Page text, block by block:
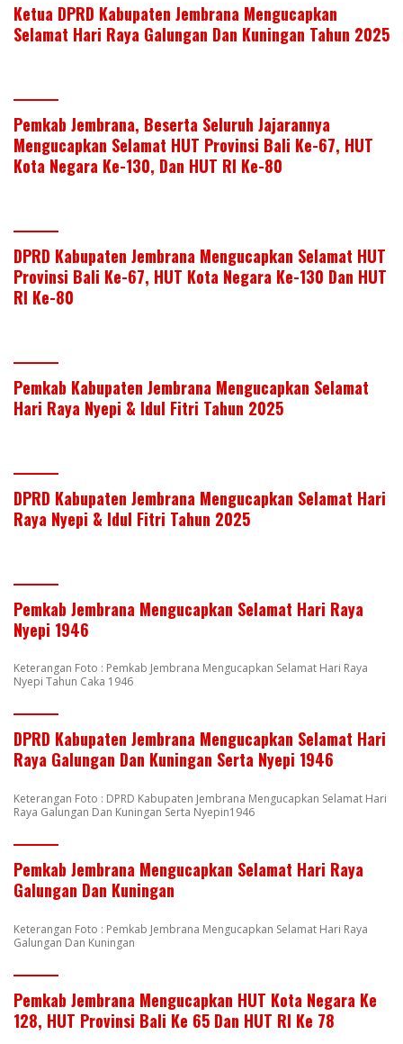
Ketua DPRD Kabupaten Jembrana Mengucapkan
Selamat Hari Raya Galungan Dan Kuningan Tahun 2025
Pemkab Jembrana, Beserta Seluruh Jajarannya
Mengucapkan Selamat HUT Provinsi Bali Ke-67, HUT
Kota Negara Ke-130, Dan HUT RI Ke-80
DPRD Kabupaten Jembrana Mengucapkan Selamat HUT
Provinsi Bali Ke-67, HUT Kota Negara Ke-130 Dan HUT
RI Ke-80
Pemkab Kabupaten Jembrana Mengucapkan Selamat
Hari Raya Nyepi & Idul Fitri Tahun 2025
DPRD Kabupaten Jembrana Mengucapkan Selamat Hari
Raya Nyepi & Idul Fitri Tahun 2025
Pemkab Jembrana Mengucapkan Selamat Hari Raya
Nyepi 1946
Keterangan Foto : Pemkab Jembrana Mengucapkan Selamat Hari Raya
Nyepi Tahun Caka 1946
DPRD Kabupaten Jembrana Mengucapkan Selamat Hari
Raya Galungan Dan Kuningan Serta Nyepi 1946
Keterangan Foto : DPRD Kabupaten Jembrana Mengucapkan Selamat Hari
Raya Galungan Dan Kuningan Serta Nyepin1946
Pemkab Jembrana Mengucapkan Selamat Hari Raya
Galungan Dan Kuningan
Keterangan Foto : Pemkab Jembrana Mengucapkan Selamat Hari Raya
Galungan Dan Kuningan
Pemkab Jembrana Mengucapkan HUT Kota Negara Ke
128, HUT Provinsi Bali Ke 65 Dan HUT RI Ke 78